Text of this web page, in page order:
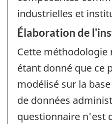
industrielles et
Élaboration de
Cette méthodologie
étant donné que ce
modélisé sur la
de données
questionnaire n'est